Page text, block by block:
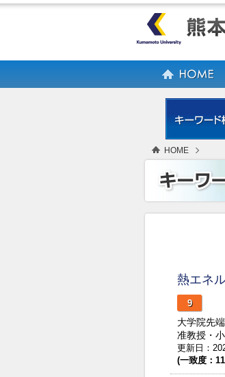
HOME
熱エネ
9
大学院先
准教授・
更新日：
(一致度：